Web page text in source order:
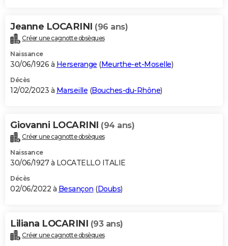
Bricolage
Lifestyle
Culture
Sport
Auto
Television
Voyage
Cinema
Jeanne LOCARINI (96 ans)
Créer une cagnotte obsèques
Naissance
30/06/1926 à Herserange (Meurthe-et-Moselle)
Décès
12/02/2023 à Marseille (Bouches-du-Rhône)
Giovanni LOCARINI (94 ans)
Créer une cagnotte obsèques
Naissance
30/06/1927 à LOCATELLO ITALIE
Décès
02/06/2022 à Besançon (Doubs)
Liliana LOCARINI (93 ans)
Créer une cagnotte obsèques